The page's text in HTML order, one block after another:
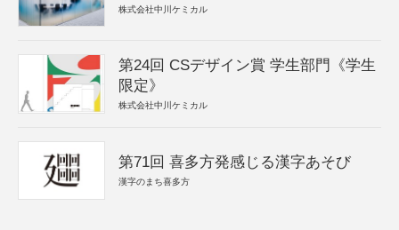
株式会社中川ケミカル
第24回 CSデザイン賞 学生部門《学生
限定》
株式会社中川ケミカル
第71回 喜多方発感じる漢字あそび
漢字のまち喜多方